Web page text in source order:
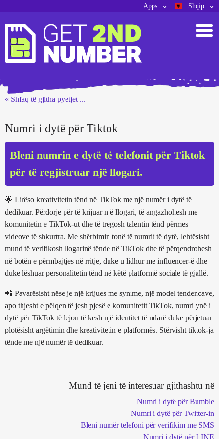
Shqip
Apps
« Shfaq të gjitha pyetjet ...
Numri i dytë për Tiktok
Bleni numrin e dytë të telefonit për Tiktok
për të regjistruar një llogari.
🌟 Lirëso kreativitetin tënd në TikTok me një numër i dytë të
dedikuar. Përdorje për të krijuar një llogari, të angazhohesh me
komunitetin e TikTok-ut dhe të tregosh talentin tënd përmes
videove të shkurtra. Me shërbimin tonë të numrit të dytë, lehtësisht
mund të verifikosh llogarinë tënde në TikTok dhe të përqendrohesh
në botën e përmbajtjes në rritje, duke u lidhur me influencer-ë dhe
duke lëshuar personalitetin tënd në këtë platformë sociale të gjallë.
📲 Pavarësisht nëse je një krijues me synime, një model tendencave,
apo thjesht e pëlqen të jesh pjesë e komunitetit TikTok, numri ynë i
dytë për TikTok të lejon të kesh një identitet të ndarë duke përjetuar
plotësisht argëtimin dhe kreativitetin e platformës. Stërvisht tiktok-ja
tënde me një numër të dedikuar.
Mund të jeni të interesuar gjithashtu në
Numri i dytë për Bumble
Numri i dytë për Twitter-in
Bleni numër telefoni për verifikim me SMS
Numri i dytë për LINE